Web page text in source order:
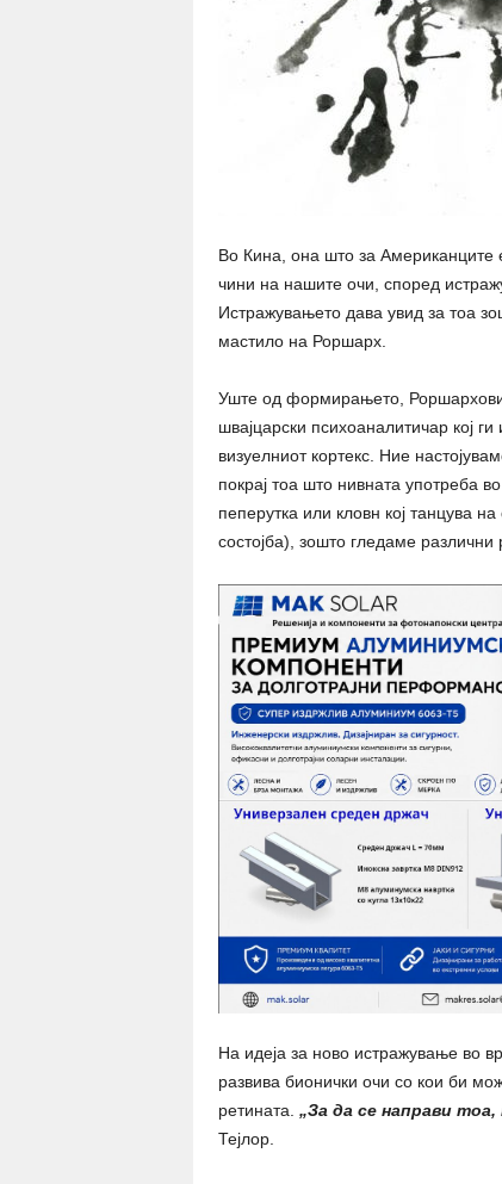
Во Кина, она што за Американците
чини на нашите очи, според
Истражувањето дава увид за тоа
мастило на Роршарх.
Уште од формирањето,
швајцарски психоаналитичар кој
визуелниот кортекс. Ние
покрај тоа што нивната употреба
пеперутка или кловн кој танцува
состојба), зошто гледаме различни
На идеја за ново истражување во
развива бионички очи со кои би
ретината. „За да се направи
Тејлор.